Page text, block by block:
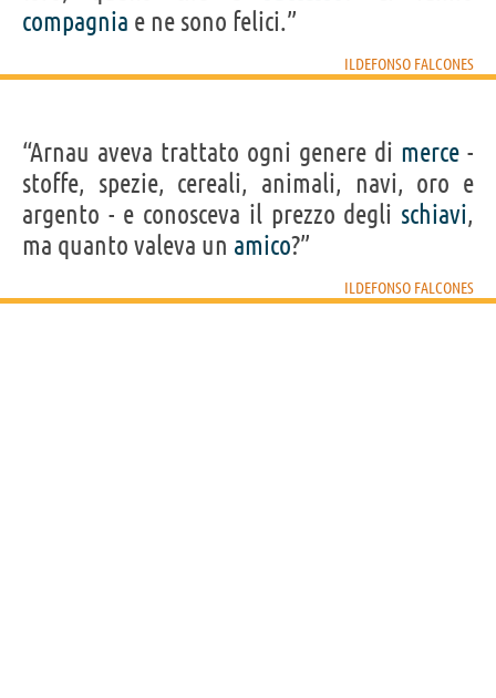
compagnia e ne sono felici.”
ILDEFONSO FALCONES
“Arnau aveva trattato ogni genere di merce -
stoffe, spezie, cereali, animali, navi, oro e
argento - e conosceva il prezzo degli schiavi,
ma quanto valeva un amico?”
ILDEFONSO FALCONES